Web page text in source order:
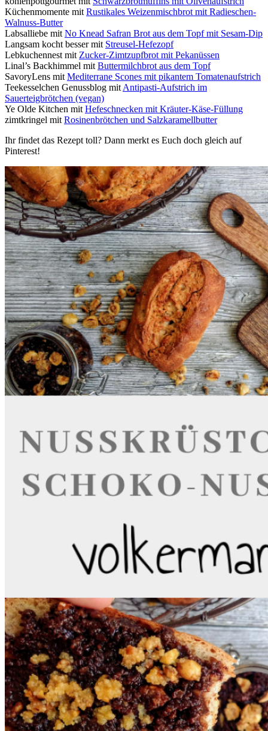
Küchenmomente mit Rustikales Weizenmischbrot mit Radieschen-
Walnuss-Butter
Labsalliebe mit No Knead Safran Brot aus dem Topf mit Sesam-Dip
Langsam kocht besser mit Streusel-Hefezopf
Lebkuchennest mit Zucker-Zimtzupfbrot mit Pekanüssen
Linal’s Backhimmel mit Buttermilchbrot aus dem Topf
SavoryLens mit Mediterrane Scones mit pikantem Tomatenaufstrich
Teekesselchen Genussblog mit Antipasti-Aufstrich im
Sauerteigbrötchen (vegan)
Ye Olde Kitchen mit Hefeschnecken mit Kräuter-Käse-Füllung
zimtkringel mit Rosinenbrötchen und Salzkaramellbutter
Ihr findet das Rezept toll? Dann merkt es Euch doch gleich auf
Pinterest!